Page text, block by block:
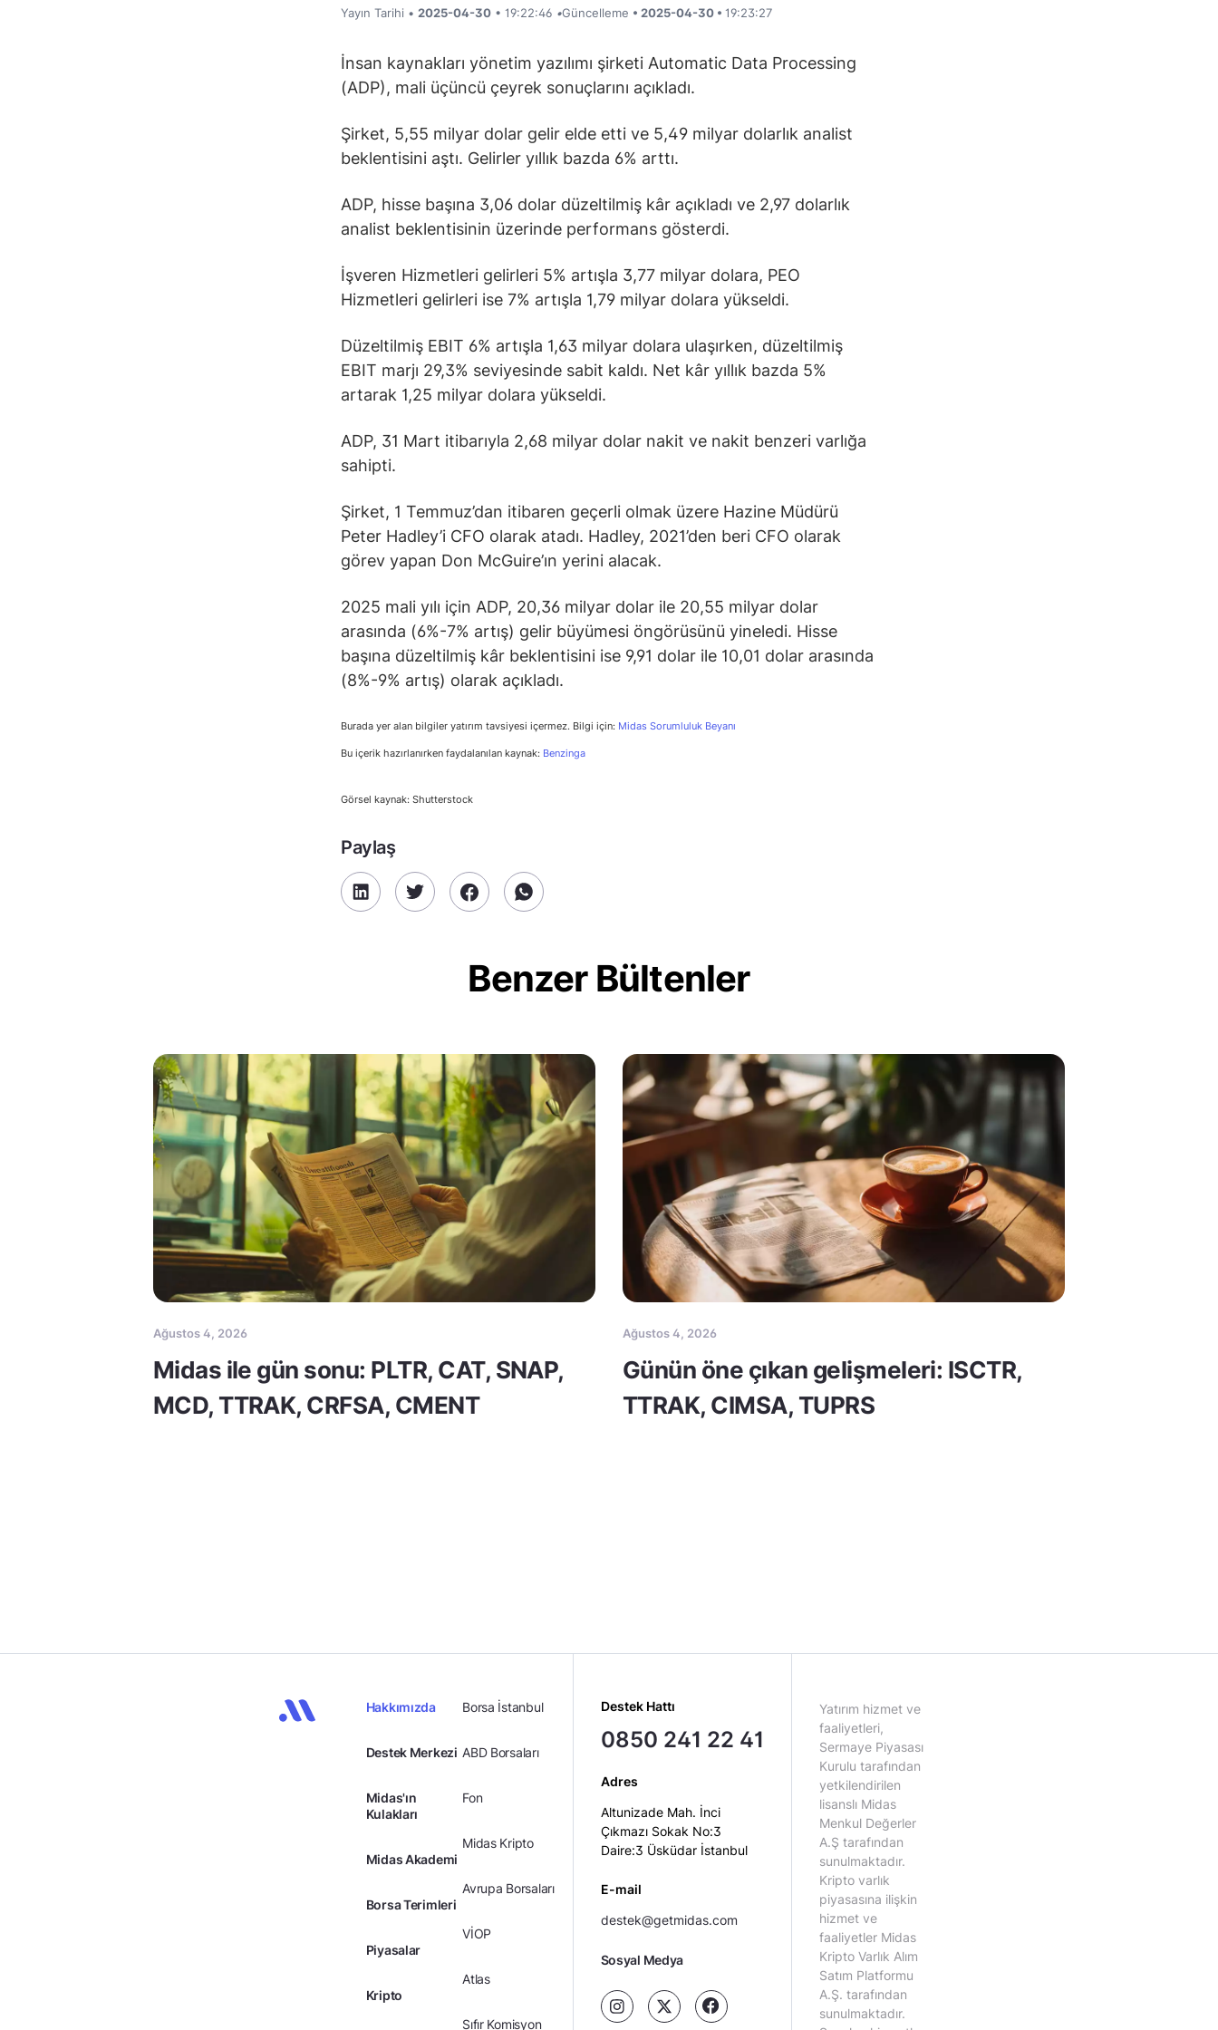
Yayın Tarihi • 2025-04-30 • 19:22:46 •Güncelleme • 2025-04-30 • 19:23:27
İnsan kaynakları yönetim yazılımı şirketi Automatic Data Processing
(ADP), mali üçüncü çeyrek sonuçlarını açıkladı.
Şirket, 5,55 milyar dolar gelir elde etti ve 5,49 milyar dolarlık analist
beklentisini aştı. Gelirler yıllık bazda 6% arttı.
ADP, hisse başına 3,06 dolar düzeltilmiş kâr açıkladı ve 2,97 dolarlık
analist beklentisinin üzerinde performans gösterdi.
İşveren Hizmetleri gelirleri 5% artışla 3,77 milyar dolara, PEO
Hizmetleri gelirleri ise 7% artışla 1,79 milyar dolara yükseldi.
Düzeltilmiş EBIT 6% artışla 1,63 milyar dolara ulaşırken, düzeltilmiş
EBIT marjı 29,3% seviyesinde sabit kaldı. Net kâr yıllık bazda 5%
artarak 1,25 milyar dolara yükseldi.
ADP, 31 Mart itibarıyla 2,68 milyar dolar nakit ve nakit benzeri varlığa
sahipti.
Şirket, 1 Temmuz’dan itibaren geçerli olmak üzere Hazine Müdürü
Peter Hadley’i CFO olarak atadı. Hadley, 2021’den beri CFO olarak
görev yapan Don McGuire’ın yerini alacak.
2025 mali yılı için ADP, 20,36 milyar dolar ile 20,55 milyar dolar
arasında (6%-7% artış) gelir büyümesi öngörüsünü yineledi. Hisse
başına düzeltilmiş kâr beklentisini ise 9,91 dolar ile 10,01 dolar arasında
(8%-9% artış) olarak açıkladı.
Burada yer alan bilgiler yatırım tavsiyesi içermez. Bilgi için: Midas Sorumluluk Beyanı
Bu içerik hazırlanırken faydalanılan kaynak: Benzinga
Görsel kaynak: Shutterstock
Paylaş
Benzer Bültenler
Ağustos 4, 2026
Midas ile gün sonu: PLTR, CAT, SNAP,
MCD, TTRAK, CRFSA, CMENT
Ağustos 4, 2026
Günün öne çıkan gelişmeleri: ISCTR,
TTRAK, CIMSA, TUPRS
Hakkımızda
Destek Merkezi
Midas'ın
Kulakları
Midas Akademi
Borsa Terimleri
Piyasalar
Kripto
Borsa İstanbul
ABD Borsaları
Fon
Midas Kripto
Avrupa Borsaları
VİOP
Atlas
Sıfır Komisyon
Destek Hattı
0850 241 22 41
Adres
Altunizade Mah. İnci
Çıkmazı Sokak No:3
Daire:3 Üsküdar İstanbul
E-mail
destek@getmidas.com
Sosyal Medya
Yatırım hizmet ve
faaliyetleri,
Sermaye Piyasası
Kurulu tarafından
yetkilendirilen
lisanslı Midas
Menkul Değerler
A.Ş tarafından
sunulmaktadır.
Kripto varlık
piyasasına ilişkin
hizmet ve
faaliyetler Midas
Kripto Varlık Alım
Satım Platformu
A.Ş. tarafından
sunulmaktadır.